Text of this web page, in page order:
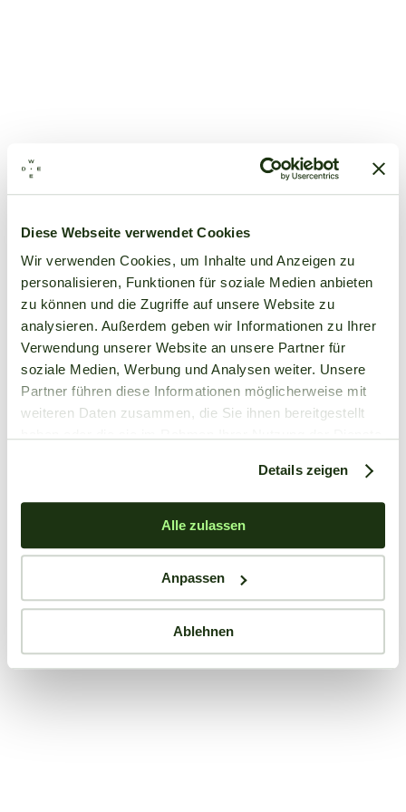
Diese Webseite verwendet Cookies
Wir verwenden Cookies, um Inhalte und Anzeigen zu
personalisieren, Funktionen für soziale Medien anbieten
zu können und die Zugriffe auf unsere Website zu
analysieren. Außerdem geben wir Informationen zu Ihrer
Verwendung unserer Website an unsere Partner für
soziale Medien, Werbung und Analysen weiter. Unsere
Partner führen diese Informationen möglicherweise mit
weiteren Daten zusammen, die Sie ihnen bereitgestellt
Details zeigen
Alle zulassen
Anpassen
Ablehnen